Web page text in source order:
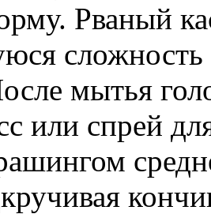
Рваный
мытья
или спрей